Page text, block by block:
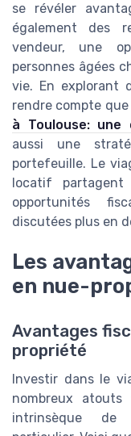
se révéler
également des
vendeur, une
personnes âgées
vie. En explorant
rendre compte que
à Toulouse:
aussi une
portefeuille. Le
locatif partagent
opportunités
discutées plus en
Les
en nue-
Avantages
propriété
Investir dans le
nombreux
intrinsèque de